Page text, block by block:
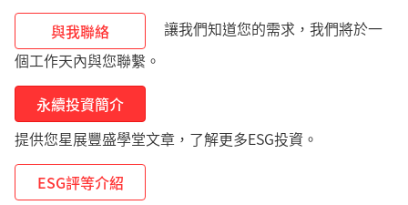
與我聯絡
讓我們知道您的需求，我們將於一
個工作天內與您聯繫。
永續投資簡介
提供您星展豐盛學堂文章，了解更多ESG投資。
ESG評等介紹